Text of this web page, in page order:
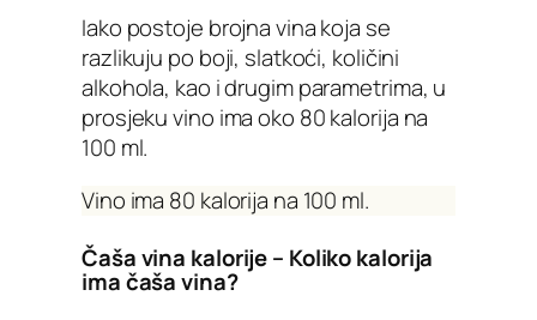
Iako postoje brojna vina koja se
razlikuju po boji, slatkoći, količini
alkohola, kao i drugim parametrima, u
prosjeku vino ima oko 80 kalorija na
100 ml.
Vino ima 80 kalorija na 100 ml.
Čaša vina kalorije – Koliko kalorija
ima čaša vina?